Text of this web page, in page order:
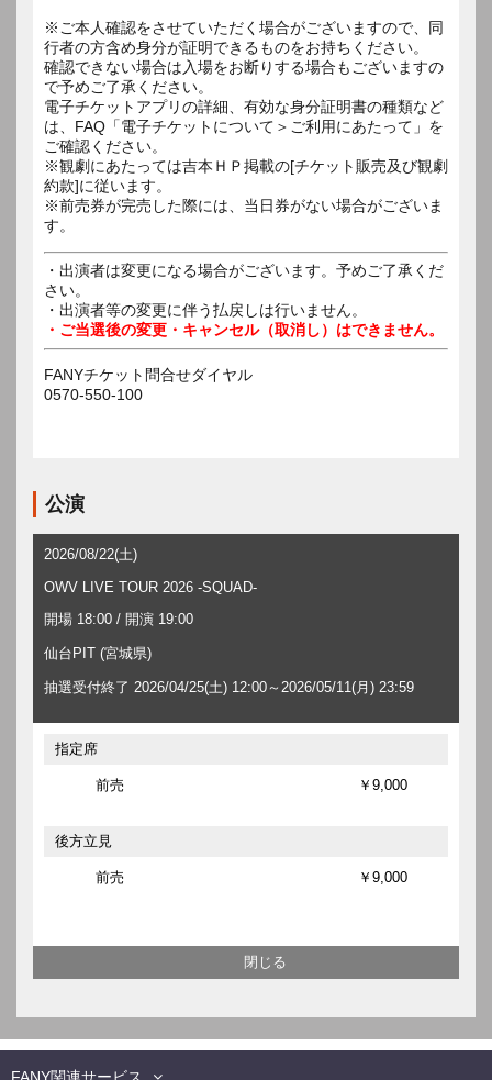
※ご本人確認をさせていただく場合がございますので、同
行者の方含め身分が証明できるものをお持ちください。
確認できない場合は入場をお断りする場合もございますの
で予めご了承ください。
電子チケットアプリの詳細、有効な身分証明書の種類など
は、FAQ「電子チケットについて＞ご利用にあたって」を
ご確認ください。
※観劇にあたっては吉本ＨＰ掲載の[チケット販売及び観劇
約款]に従います。
※前売券が完売した際には、当日券がない場合がございま
す。
・出演者は変更になる場合がございます。予めご了承くだ
さい。
・出演者等の変更に伴う払戻しは行いません。
・ご当選後の変更・キャンセル（取消し）はできません。
FANYチケット問合せダイヤル
0570-550-100
公演
2026/08/22(土)
OWV LIVE TOUR 2026 -SQUAD-
開場 18:00 / 開演 19:00
仙台PIT (宮城県)
抽選受付終了 2026/04/25(土) 12:00～2026/05/11(月) 23:59
指定席
前売 ￥9,000
後方立見
前売 ￥9,000